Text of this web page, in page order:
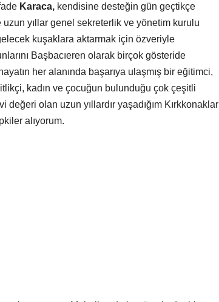
Karaca, kendisine desteğin gün geçtikçe
uzun yıllar genel sekreterlik ve yönetim kurulu
kuşaklara aktarmak için özveriyle
Başbacıeren olarak birçok gösteride
her alanında başarıya ulaşmış bir eğitimci,
kadın ve çocuğun bulunduğu çok çeşitli
olan uzun yıllardır yaşadığım Kırkkonaklar
alıyorum.